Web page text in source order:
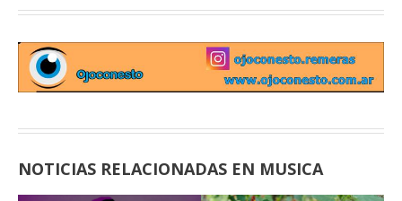
NOTICIAS RELACIONADAS EN MUSICA